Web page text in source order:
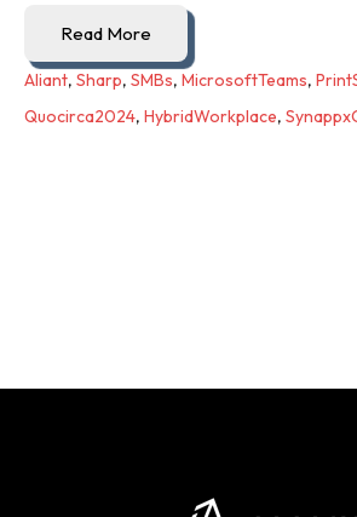
Read More
Aliant, Sharp, SMBs, MicrosoftTeams,
Quocirca2024, HybridWorkplace,